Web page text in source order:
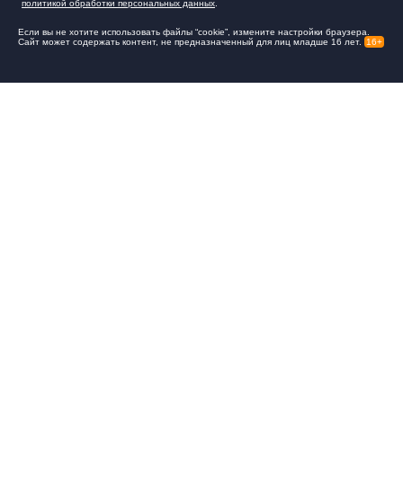
политикой обработки персональных данных
Если вы не хотите использовать файлы “cookie”, измените настройки браузера.
Сайт может содержать контент, не предназначенный для лиц младше 16 лет.
16+